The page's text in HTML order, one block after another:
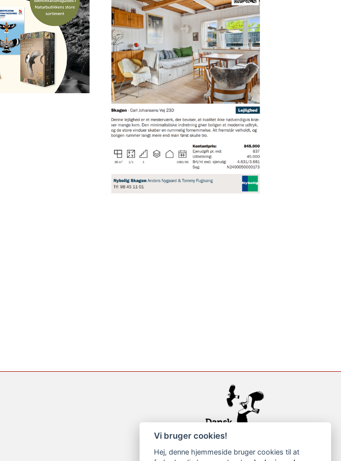
Vi bruger cookies!
Hej, denne hjemmeside bruger cookies til at